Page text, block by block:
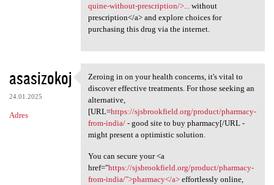
quine-without-prescription/>...
without
prescription</a> and explore choices for
purchasing this drug via the internet.
asasizokoj
24.01.2025
Adres
Zeroing in on your health
Zeroing in on your health concerns, it's vital to
discover effective treatments. For those seeking an
alternative,
[URL=https://sjsbrookfield.org/product/pharmacy-
from-india/- good site to buy pharmacy[/URL -
might present a optimistic solution.
You can secure your <a
href="https://sjsbrookfield.org/product/pharmacy-
from-india/">pharmacy</a>effortlessly online,